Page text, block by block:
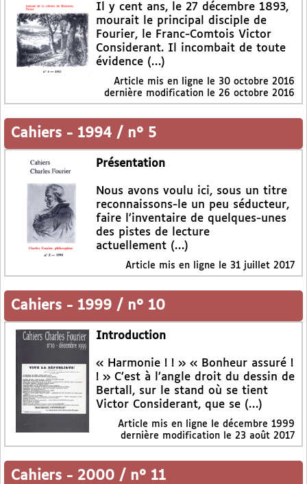
Il y cent ans, le 27 décembre 1893,
mourait le principal disciple de
Fourier, le Franc-Comtois Victor
Considerant. Il incombait de toute
évidence (…)
Article mis en ligne le 30 octobre 2016
dernière modification le 26 octobre 2016
Cahiers - 1994 / n° 5
Présentation
Nous avons voulu ici, sous un titre
reconnaissons-le un peu séducteur,
faire l’inventaire de quelques-unes
des pistes de lecture
actuellement (…)
Article mis en ligne le 31 juillet 2017
Cahiers - 1999 / n° 10
Introduction
« Harmonie ! ! » « Bonheur assuré !
! » C’est à l’angle droit du dessin de
Bertall, sur le stand où se tient
Victor Considerant, que se (…)
Article mis en ligne le décembre 1999
dernière modification le 23 août 2017
Cahiers - 2000 / n° 11